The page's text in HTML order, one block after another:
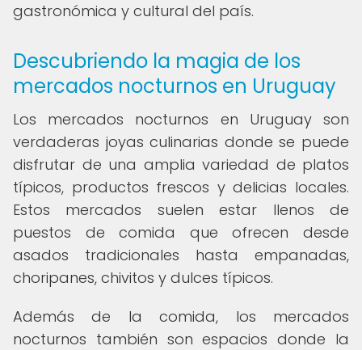
gastronómica y cultural del país.
Descubriendo la magia de los
mercados nocturnos en Uruguay
Los mercados nocturnos en Uruguay son
verdaderas joyas culinarias donde se puede
disfrutar de una amplia variedad de platos
típicos, productos frescos y delicias locales.
Estos mercados suelen estar llenos de
puestos de comida que ofrecen desde
asados tradicionales hasta empanadas,
choripanes, chivitos y dulces típicos.
Además de la comida, los mercados
nocturnos también son espacios donde la